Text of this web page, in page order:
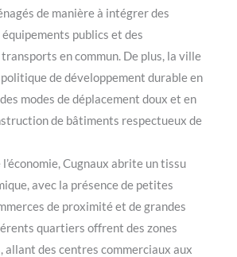
de manière à intégrer des
publics et des
en commun. De plus, la ville
politique de développement durable en
modes de déplacement doux et en
de bâtiments respectueux de
l’économie, Cugnaux abrite un tissu
avec la présence de petites
de proximité et de grandes
quartiers offrent des zones
allant des centres commerciaux aux